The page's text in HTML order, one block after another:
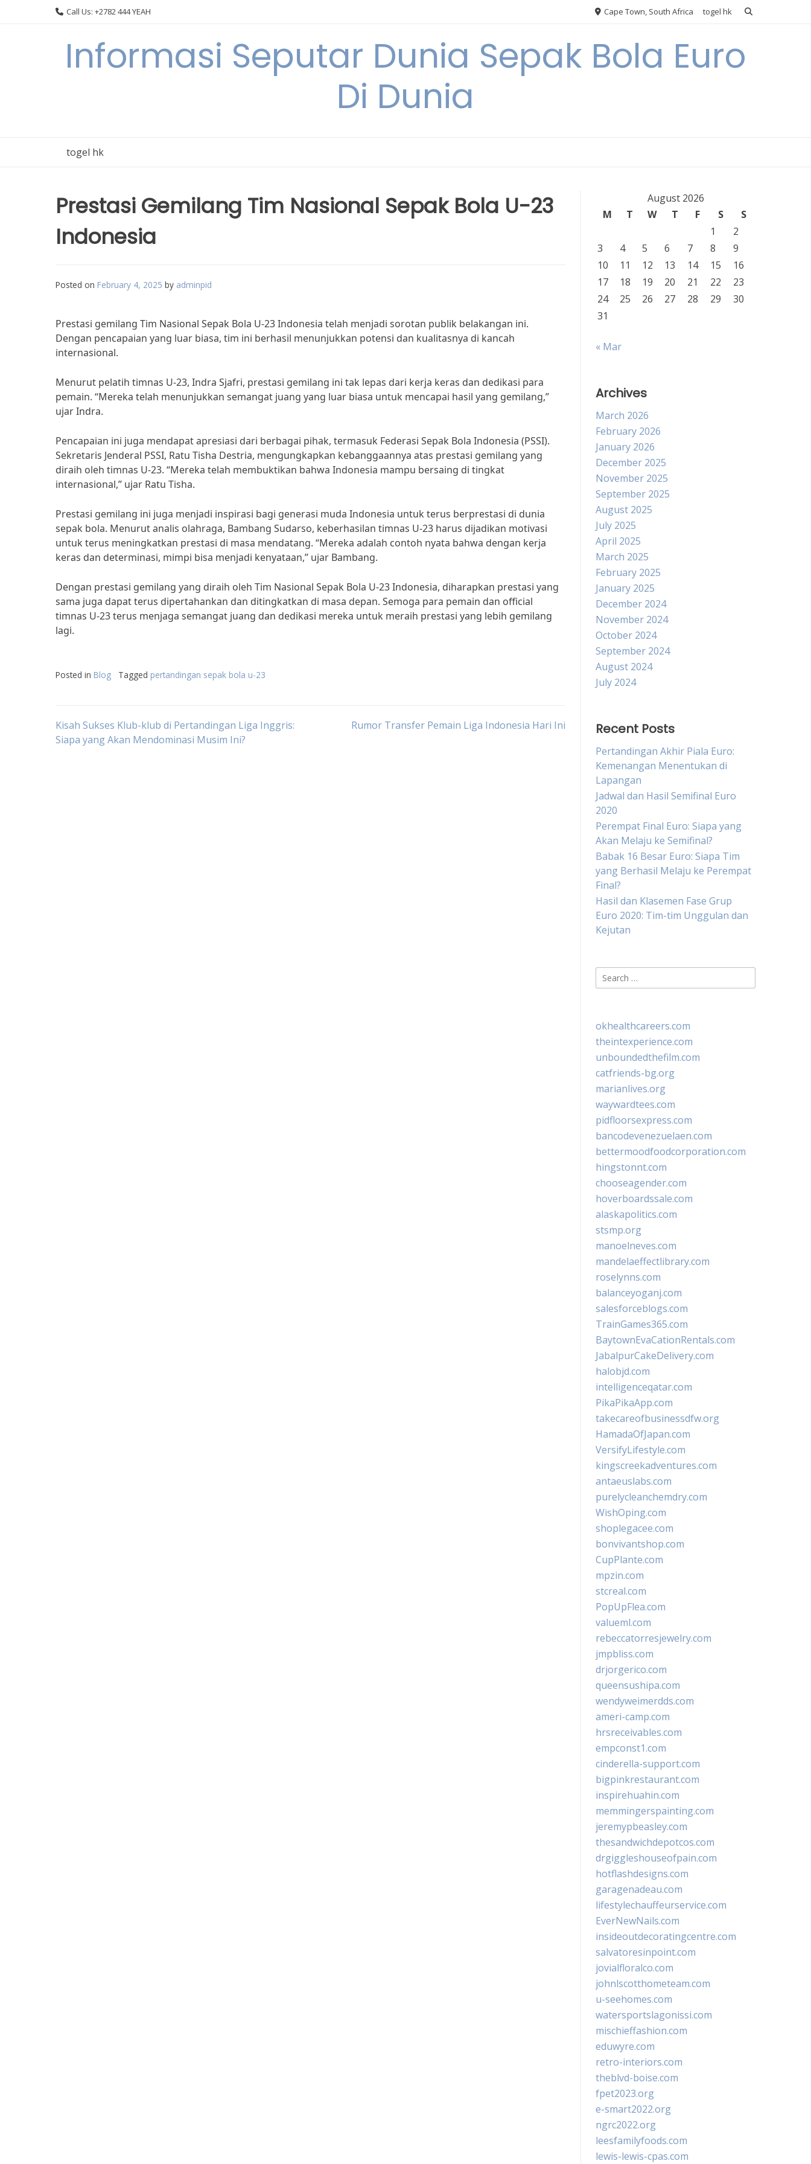
Call Us: +2782 444 YEAH Cape Town, South Africa togel hk
Informasi Seputar Dunia Sepak Bola Euro
Di Dunia
togel hk
Prestasi Gemilang Tim Nasional Sepak Bola U-23
Indonesia
Posted on February 4, 2025 by adminpid
Prestasi gemilang Tim Nasional Sepak Bola U-23 Indonesia telah menjadi sorotan publik belakangan ini.
Dengan pencapaian yang luar biasa, tim ini berhasil menunjukkan potensi dan kualitasnya di kancah
internasional.
Menurut pelatih timnas U-23, Indra Sjafri, prestasi gemilang ini tak lepas dari kerja keras dan dedikasi para
pemain. “Mereka telah menunjukkan semangat juang yang luar biasa untuk mencapai hasil yang gemilang,”
ujar Indra.
Pencapaian ini juga mendapat apresiasi dari berbagai pihak, termasuk Federasi Sepak Bola Indonesia (PSSI).
Sekretaris Jenderal PSSI, Ratu Tisha Destria, mengungkapkan kebanggaannya atas prestasi gemilang yang
diraih oleh timnas U-23. “Mereka telah membuktikan bahwa Indonesia mampu bersaing di tingkat
internasional,” ujar Ratu Tisha.
Prestasi gemilang ini juga menjadi inspirasi bagi generasi muda Indonesia untuk terus berprestasi di dunia
sepak bola. Menurut analis olahraga, Bambang Sudarso, keberhasilan timnas U-23 harus dijadikan motivasi
untuk terus meningkatkan prestasi di masa mendatang. “Mereka adalah contoh nyata bahwa dengan kerja
keras dan determinasi, mimpi bisa menjadi kenyataan,” ujar Bambang.
Dengan prestasi gemilang yang diraih oleh Tim Nasional Sepak Bola U-23 Indonesia, diharapkan prestasi yang
sama juga dapat terus dipertahankan dan ditingkatkan di masa depan. Semoga para pemain dan official
timnas U-23 terus menjaga semangat juang dan dedikasi mereka untuk meraih prestasi yang lebih gemilang
lagi.
Posted in Blog Tagged pertandingan sepak bola u-23
Post
Kisah Sukses Klub-klub di Pertandingan Liga Inggris:
Siapa yang Akan Mendominasi Musim Ini?
Rumor Transfer Pemain Liga Indonesia Hari Ini
August 2026
M
T W T F S
S
1
2
3
4 5 6 7 8
9
10
11 12 13 14 15
16
17
18 19 20 21 22
23
24
25 26 27 28 29
30
31
« Mar
Archives
March 2026
February 2026
January 2026
December 2025
November 2025
September 2025
August 2025
July 2025
April 2025
March 2025
February 2025
January 2025
December 2024
November 2024
October 2024
September 2024
August 2024
July 2024
Recent Posts
Pertandingan Akhir Piala Euro:
Kemenangan Menentukan di
Lapangan
Jadwal dan Hasil Semifinal Euro
2020
Perempat Final Euro: Siapa yang
Akan Melaju ke Semifinal?
Babak 16 Besar Euro: Siapa Tim
yang Berhasil Melaju ke Perempat
Final?
Hasil dan Klasemen Fase Grup
Euro 2020: Tim-tim Unggulan dan
Kejutan
Search
for:
okhealthcareers.com
theintexperience.com
unboundedthefilm.com
catfriends-bg.org
marianlives.org
waywardtees.com
pidfloorsexpress.com
bancodevenezuelaen.com
bettermoodfoodcorporation.com
hingstonnt.com
chooseagender.com
hoverboardssale.com
alaskapolitics.com
stsmp.org
manoelneves.com
mandelaeffectlibrary.com
roselynns.com
balanceyoganj.com
salesforceblogs.com
TrainGames365.com
BaytownEvaCationRentals.com
JabalpurCakeDelivery.com
halobjd.com
intelligenceqatar.com
PikaPikaApp.com
takecareofbusinessdfw.org
HamadaOfJapan.com
VersifyLifestyle.com
kingscreekadventures.com
antaeuslabs.com
purelycleanchemdry.com
WishOping.com
shoplegacee.com
bonvivantshop.com
CupPlante.com
mpzin.com
stcreal.com
PopUpFlea.com
valueml.com
rebeccatorresjewelry.com
jmpbliss.com
drjorgerico.com
queensushipa.com
wendyweimerdds.com
ameri-camp.com
hrsreceivables.com
empconst1.com
cinderella-support.com
bigpinkrestaurant.com
inspirehuahin.com
memmingerspainting.com
jeremypbeasley.com
thesandwichdepotcos.com
drgiggleshouseofpain.com
hotflashdesigns.com
garagenadeau.com
lifestylechauffeurservice.com
EverNewNails.com
insideoutdecoratingcentre.com
salvatoresinpoint.com
jovialfloralco.com
johnlscotthometeam.com
u-seehomes.com
watersportslagonissi.com
mischieffashion.com
eduwyre.com
retro-interiors.com
theblvd-boise.com
fpet2023.org
e-smart2022.org
ngrc2022.org
leesfamilyfoods.com
lewis-lewis-cpas.com